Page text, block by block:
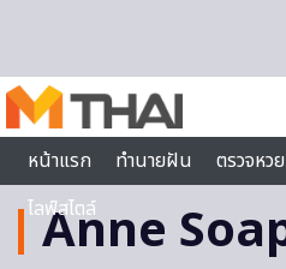
หน้าแรก
ทำนายฝัน ตรวจหวย
ไลฟ์สไตล์
Anne